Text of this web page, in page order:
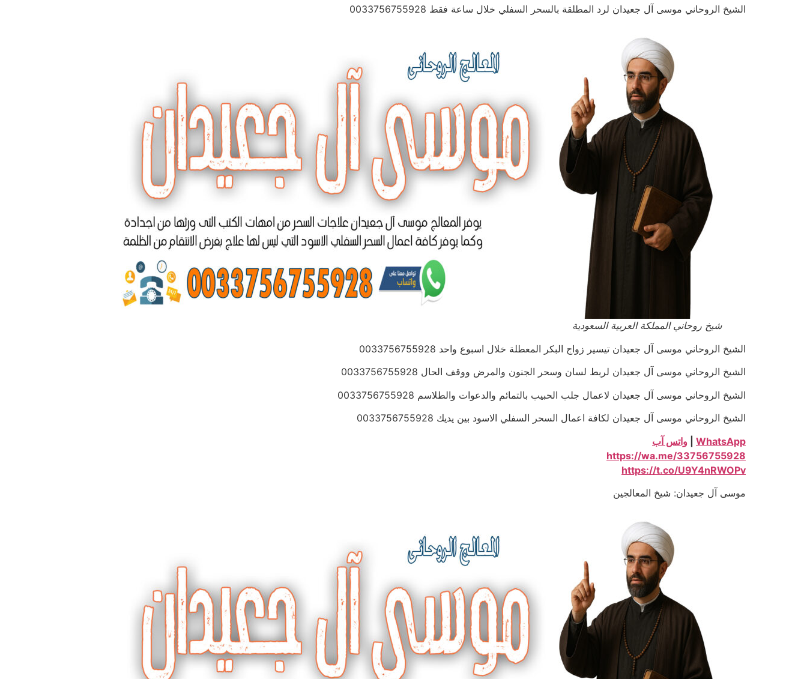
الشيخ الروحاني موسى آل جعيدان لرد المطلقة بالسحر السفلي خلال ساعة فقط 0033756755928
شيخ روحاني المملكة العربية السعودية
الشيخ الروحاني موسى آل جعيدان تيسير زواج البكر المعطلة خلال اسبوع واحد 0033756755928
الشيخ الروحاني موسى آل جعيدان لربط لسان وسحر الجنون والمرض ووقف الحال 0033756755928
الشيخ الروحاني موسى آل جعيدان لاعمال جلب الحبيب بالتمائم والدعوات والطلاسم 0033756755928
الشيخ الروحاني موسى آل جعيدان لكافة اعمال السحر السفلي الاسود بين يديك 0033756755928
WhatsApp
واتس آب
https://wa.me/33756755928
https://t.co/U9Y4nRWOPv
موسى آل جعيدان: شيخ المعالجين